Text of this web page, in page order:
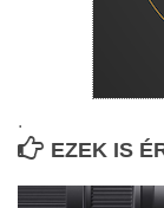
.
EZEK IS